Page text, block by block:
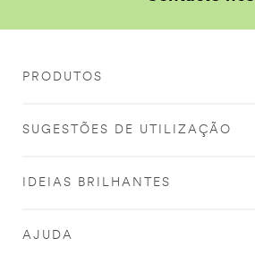
PRODUTOS
SUGESTÕES DE UTILIZAÇÃO
IDEIAS BRILHANTES
AJUDA